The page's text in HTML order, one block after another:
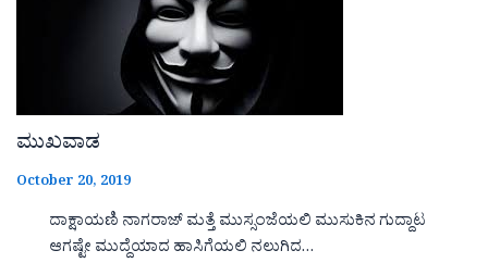
ಮುಖವಾಡ
October 20, 2019
ದಾಕ್ಷಾಯಣಿ ನಾಗರಾಜ್ ಮತ್ತೆ ಮುಸ್ಸಂಜೆಯಲಿ ಮುಸುಕಿನ ಗುದ್ದಾಟ
ಆಗಷ್ಟೇ ಮುದ್ದೆಯಾದ ಹಾಸಿಗೆಯಲಿ ನಲುಗಿದ…